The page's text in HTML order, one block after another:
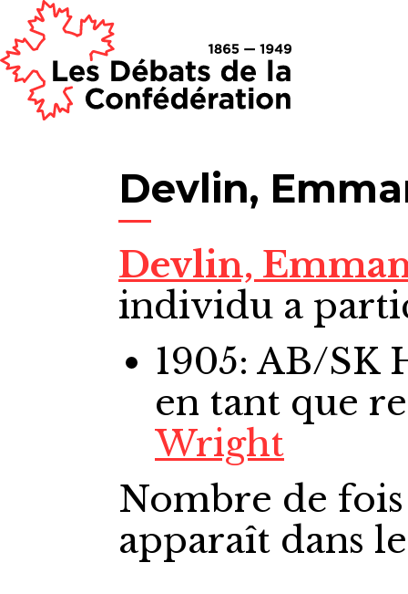
Devlin,
Devlin,
individu a
1905: AB/SK
en tant que
Wright
Nombre de
apparaît dans